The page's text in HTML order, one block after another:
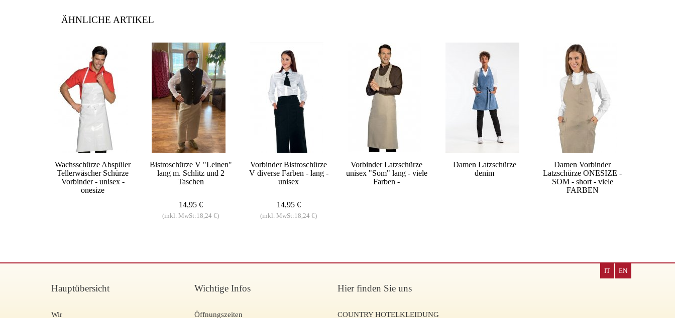
ÄHNLICHE ARTIKEL
Wachsschürze Abspüler
Tellerwäscher Schürze
Vorbinder - unisex -
onesize
Bistroschürze V "Leinen"
lang m. Schlitz und 2
Taschen
14,95 €
(inkl. MwSt:18,24 €)
Vorbinder Bistroschürze
V diverse Farben - lang -
unisex
14,95 €
(inkl. MwSt:18,24 €)
Vorbinder Latzschürze
unisex "Som" lang - viele
Farben -
Damen Latzschürze
denim
Damen Vorbinder
Latzschürze ONESIZE -
SOM - short - viele
FARBEN
IT EN
Hauptübersicht
Wir
Wichtige Infos
Öffnungszeiten
Hier finden Sie uns
COUNTRY HOTELKLEIDUNG